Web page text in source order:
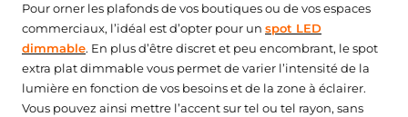
★★★★★
★★★★★ (2 avis) ★★★★★
★★★★★
Pour orner les plafonds de vos boutiques ou de vos espaces
commerciaux, l’idéal est d’opter pour un spot LED
dimmable. En plus d’être discret et peu encombrant, le spot
extra plat dimmable vous permet de varier l’intensité de la
lumière en fonction de vos besoins et de la zone à éclairer.
Vous pouvez ainsi mettre l’accent sur tel ou tel rayon, sans